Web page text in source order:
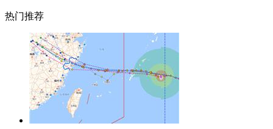
热门推荐